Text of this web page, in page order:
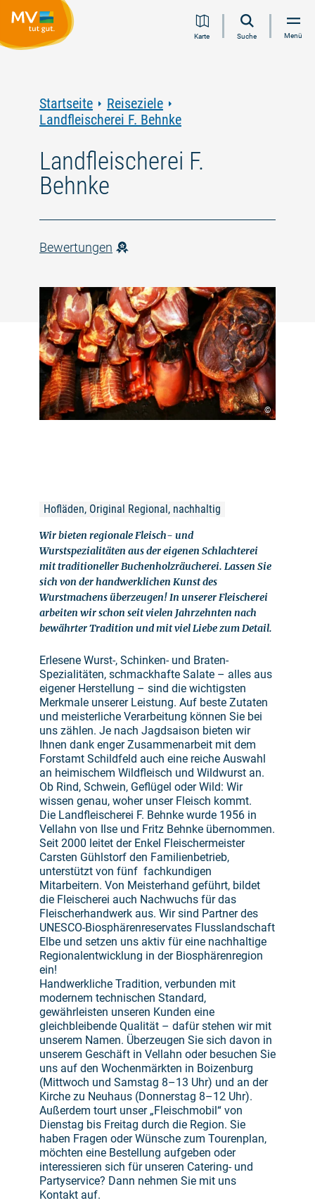
Inhalt
Navigation
Volltextsuche
FooterKarte Suche Menü
Startseite
Reiseziele
Landfleischerei F. Behnke
Landfleischerei F.
Behnke
Bewertungen
©
Hofläden, Original Regional, nachhaltig
Wir bieten regionale Fleisch- und
Wurstspezialitäten aus der eigenen Schlachterei
mit traditioneller Buchenholzräucherei. Lassen Sie
sich von der handwerklichen Kunst des
Wurstmachens überzeugen! In unserer Fleischerei
arbeiten wir schon seit vielen Jahrzehnten nach
bewährter Tradition und mit viel Liebe zum Detail.
Erlesene Wurst-, Schinken- und Braten-
Spezialitäten, schmackhafte Salate – alles aus
eigener Herstellung – sind die wichtigsten
Merkmale unserer Leistung. Auf beste Zutaten
und meisterliche Verarbeitung können Sie bei
uns zählen. Je nach Jagdsaison bieten wir
Ihnen dank enger Zusammenarbeit mit dem
Forstamt Schildfeld auch eine reiche Auswahl
an heimischem Wildfleisch und Wildwurst an.
Ob Rind, Schwein, Geflügel oder Wild: Wir
wissen genau, woher unser Fleisch kommt.
Die Landfleischerei F. Behnke wurde 1956 in
Vellahn von Ilse und Fritz Behnke übernommen.
Seit 2000 leitet der Enkel Fleischermeister
Carsten Gühlstorf den Familienbetrieb,
unterstützt von fünf fachkundigen
Mitarbeitern. Von Meisterhand geführt, bildet
die Fleischerei auch Nachwuchs für das
Fleischerhandwerk aus. Wir sind Partner des
UNESCO-Biosphärenreservates Flusslandschaft
Elbe und setzen uns aktiv für eine nachhaltige
Regionalentwicklung in der Biosphärenregion
ein!
Handwerkliche Tradition, verbunden mit
modernem technischen Standard,
gewährleisten unseren Kunden eine
gleichbleibende Qualität – dafür stehen wir mit
unserem Namen. Überzeugen Sie sich davon in
unserem Geschäft in Vellahn oder besuchen Sie
uns auf den Wochenmärkten in Boizenburg
(Mittwoch und Samstag 8–13 Uhr) und an der
Kirche zu Neuhaus (Donnerstag 8–12 Uhr).
Außerdem tourt unser „Fleischmobil“ von
Dienstag bis Freitag durch die Region. Sie
haben Fragen oder Wünsche zum Tourenplan,
möchten eine Bestellung aufgeben oder
interessieren sich für unseren Catering- und
Partyservice? Dann nehmen Sie mit uns
Kontakt auf.